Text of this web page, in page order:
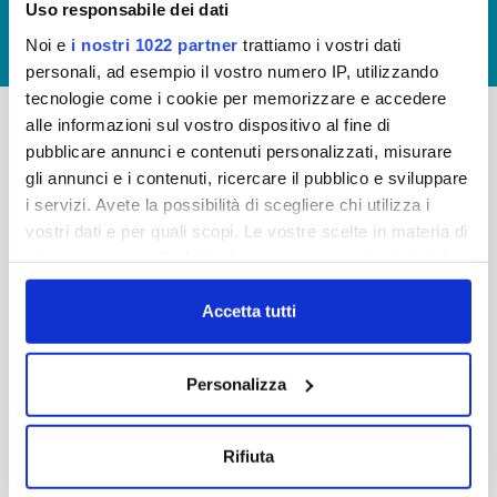
Uso responsabile dei dati
Noi e i nostri 1022 partner trattiamo i vostri dati
personali, ad esempio il vostro numero IP, utilizzando
tecnologie come i cookie per memorizzare e accedere
alle informazioni sul vostro dispositivo al fine di
pubblicare annunci e contenuti personalizzati, misurare
gli annunci e i contenuti, ricercare il pubblico e sviluppare
i servizi. Avete la possibilità di scegliere chi utilizza i
vostri dati e per quali scopi. Le vostre scelte in materia di
in cui avete effettuato le vostre scelte. È possibile
modificare o revocare il proprio consenso in qualsiasi
momento dalla Dichiarazione sui cookie o facendo clic
Con il tuo consenso, vorremmo anche:
raccogliere informazioni sulla tua posizione
Accetta tutti
Personalizza
Rifiuta
LAVORA CON NOI
Publiacqua S.p.A
Via Villamagna 90/c -
50126 Fi
Tel. +39 055688903
Reg Imprese Firenze
-
FAQ
PRIVACY POLICY
COOKIE
WHISTLEBLOWING
CREDITS